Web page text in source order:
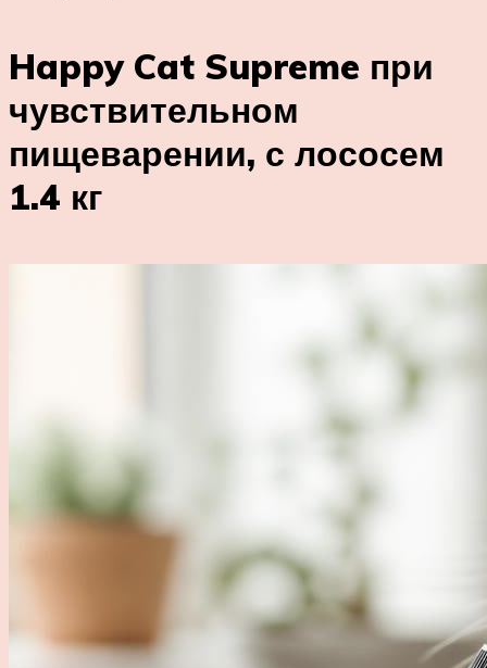
Happy Cat Supreme при
чувствительном
пищеварении, с лососем
1.4 кг